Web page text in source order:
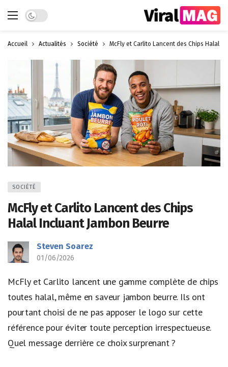
Dark mode
Accueil Actualités Société McFly et Carlito Lancent des Chips Halal
SOCIÉTÉ
McFly et Carlito Lancent des Chips
Halal Incluant Jambon Beurre
Steven Soarez
01/06/2026
McFly et Carlito lancent une gamme complète de chips
toutes halal, même en saveur jambon beurre. Ils ont
pourtant choisi de ne pas apposer le logo sur cette
référence pour éviter toute perception irrespectueuse.
Quel message derrière ce choix surprenant ?